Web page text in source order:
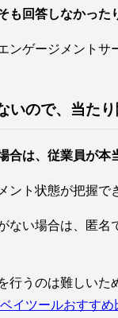
も回答しなかった
ンゲージメント
いので、当た
合は、従業員が
ント状態が把握で
ない場合は、匿
行うのは難しい
イツールおすすめ